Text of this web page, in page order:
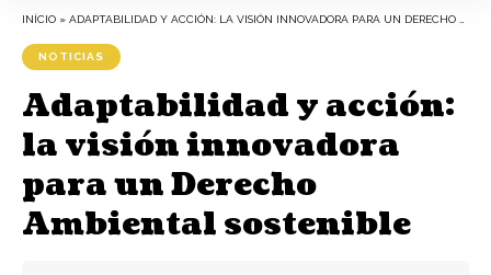
INÍCIO » ADAPTABILIDAD Y ACCIÓN: LA VISIÓN INNOVADORA PARA UN DERECHO AMBIENTAL SOSTENIBLE
NOTICIAS
Adaptabilidad y acción:
la visión innovadora
para un Derecho
Ambiental sostenible